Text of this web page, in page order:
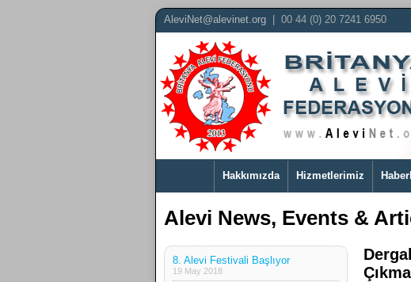
AleviNet@alevinet.org | 00 44 (0) 20 7241 6950
Hakkımızda Hizmetlerimiz
Alevi News, Events &
8. Alevi Festivali Başlıyor
19 May 2018